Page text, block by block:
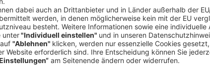
tätiger Single in der Service-Tarif-Variante
für einen Monatsbeitrag von 23,53 €: